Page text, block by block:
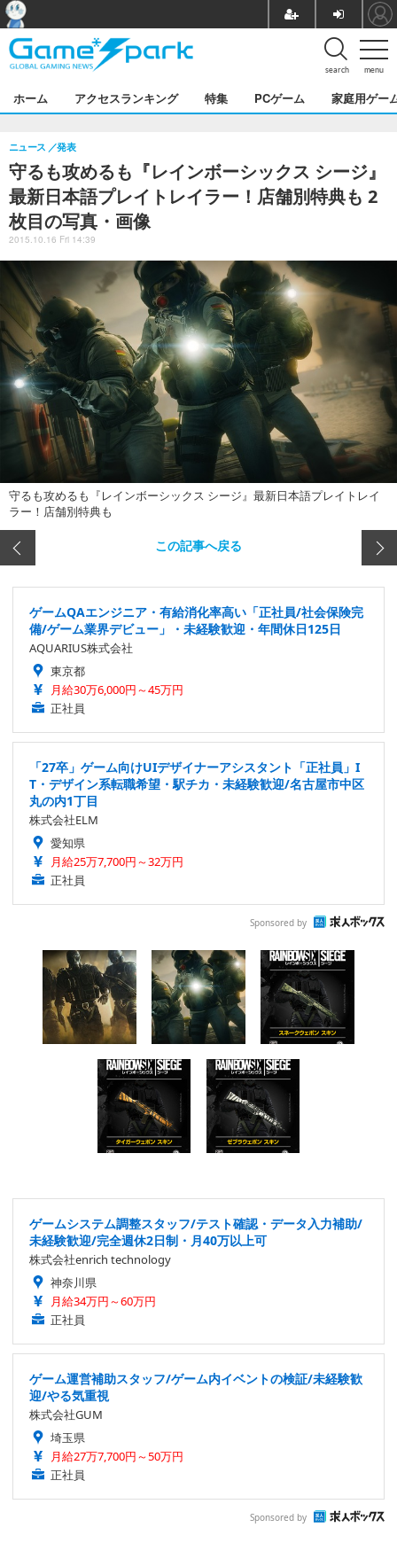
menu
search
ホーム アクセスランキング 特集 PCゲーム 家庭用ゲー
守るも攻めるも『レインボーシックス シージ』
最新日本語プレイトレイラー！店舗別特典も 2
枚目の写真・画像
ニュース 発表
2015.10.16 Fri 14:39
守るも攻めるも『レインボーシックス シージ』最新日本語プレイトレイ
ラー！店舗別特典も
この記事へ戻る
ゲームQAエンジニア・有給消化率高い「正社員/社会保険完
備/ゲーム業界デビュー」・未経験歓迎・年間休日125日
AQUARIUS株式会社
東京都
月給30万6,000円～45万円
正社員
「27卒」ゲーム向けUIデザイナーアシスタント「正社員」I
T・デザイン系転職希望・駅チカ・未経験歓迎/名古屋市中区
丸の内1丁目
株式会社ELM
愛知県
月給25万7,700円～32万円
正社員
Sponsored by
ゲームシステム調整スタッフ/テスト確認・データ入力補助/
未経験歓迎/完全週休2日制・月40万以上可
株式会社enrich technology
神奈川県
月給34万円～60万円
正社員
ゲーム運営補助スタッフ/ゲーム内イベントの検証/未経験歓
迎/やる気重視
株式会社GUM
埼玉県
月給27万7,700円～50万円
正社員
Sponsored by